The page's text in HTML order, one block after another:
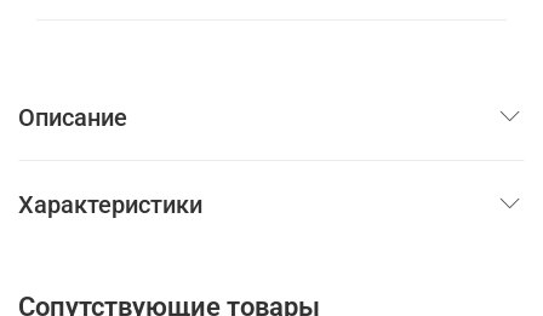
Описание
Характеристики
Сопутствующие товары